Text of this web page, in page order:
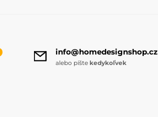
info@homedesignshop.cz
alebo píšte kedykoľvek